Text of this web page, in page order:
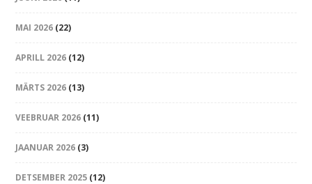
MAI 2026 (22)
APRILL 2026 (12)
MÄRTS 2026 (13)
VEEBRUAR 2026 (11)
JAANUAR 2026 (3)
DETSEMBER 2025 (12)